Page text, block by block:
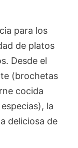
para los
de platos
Desde el
(brochetas
cocida
la
deliciosa de